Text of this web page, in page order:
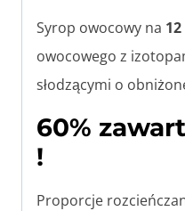
Syrop owocowy na
owocowego z
słodzącymi o
60%
!
Proporcje